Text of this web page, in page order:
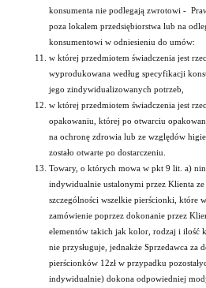
konsumenta nie podlegają zwrotowi -
poza lokalem przedsiębiorstwa lub na
konsumentowi w odniesieniu do umów:
w której przedmiotem świadczenia jest
wyprodukowana według specyfikacji
jego zindywidualizowanych potrzeb,
w której przedmiotem świadczenia jest
opakowaniu, której po otwarciu
na ochronę zdrowia lub ze względów
zostało otwarte po dostarczeniu.
Towary, o których mowa w pkt 9 lit. a)
indywidualnie ustalonymi przez Klienta
szczególności wszelkie pierścionki, które
zamówienie poprzez dokonanie przez
elementów takich jak kolor, rodzaj i ilość
nie przysługuje, jednakże Sprzedawca za
pierścionków 12zł w przypadku
indywidualnie) dokona odpowiedniej